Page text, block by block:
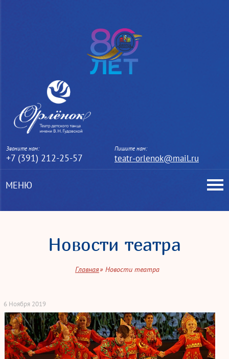
Звоните нам:
+7 (391) 212-25-57
Пишите нам:
teatr-orlenok@mail.ru
МЕНЮ
Новости театра
Главная Новости театра
6 Ноября 2019